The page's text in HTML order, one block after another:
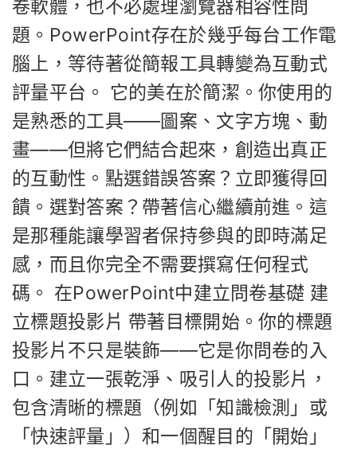
卷軟體，也不必處理瀏覽器相容性問
題。PowerPoint存在於幾乎每台工作電
腦上，等待著從簡報工具轉變為互動式
評量平台。 它的美在於簡潔。你使用的
是熟悉的工具——圖案、文字方塊、動
畫——但將它們結合起來，創造出真正
的互動性。點選錯誤答案？立即獲得回
饋。選對答案？帶著信心繼續前進。這
是那種能讓學習者保持參與的即時滿足
感，而且你完全不需要撰寫任何程式
碼。 在PowerPoint中建立問卷基礎 建
立標題投影片 帶著目標開始。你的標題
投影片不只是裝飾——它是你問卷的入
口。建立一張乾淨、吸引人的投影片，
包含清晰的標題（例如「知識檢測」或
「快速評量」）和一個醒目的「開始」